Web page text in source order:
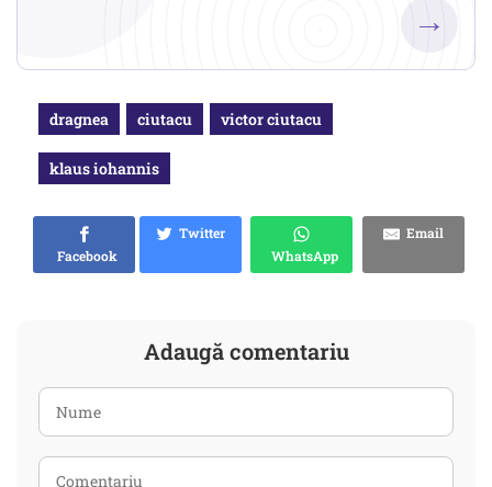
→
dragnea ciutacu victor ciutacu
klaus iohannis
Facebook
Twitter
WhatsApp
Email
Adaugă comentariu